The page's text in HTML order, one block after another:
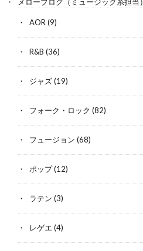
AOR (9)
R&B (36)
ジャズ(19)
フォーク・ロック (82)
フュージョン (68)
ポップ(12)
ラテン (3)
レゲエ (4)